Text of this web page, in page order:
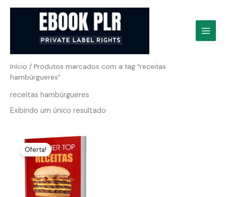
Início / Produtos marcados com a tag “receitas
hambúrgueres”
receitas hambúrgueres
Exibindo um único resultado
Oferta!